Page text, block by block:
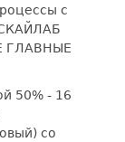
с
ГЛАВНЫЕ
50% - 16
со